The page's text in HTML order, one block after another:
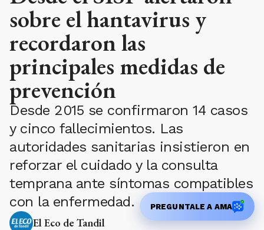
sobre el hantavirus y
recordaron las
principales medidas de
prevención
Desde 2015 se confirmaron 14 casos
y cinco fallecimientos. Las
autoridades sanitarias insistieron en
reforzar el cuidado y la consulta
temprana ante síntomas compatibles
con la enfermedad.
El Eco de Tandil
PREGUNTALE A AMA